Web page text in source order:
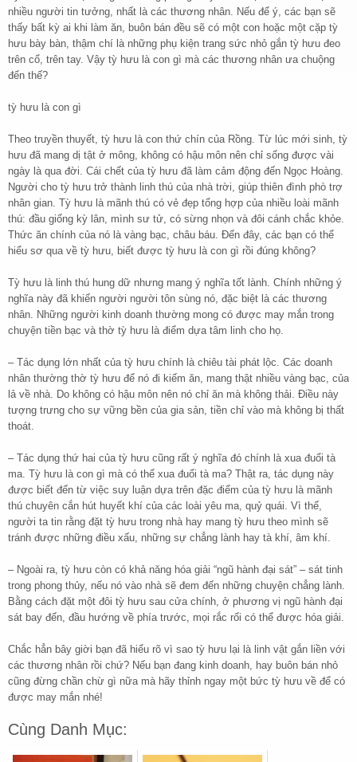
nhiều người tin tưởng, nhất là các thương nhân. Nếu để ý, các bạn sẽ
thấy bất kỳ ai khi làm ăn, buôn bán đều sẽ có một con hoặc một cặp tỳ
hưu bày bàn, thậm chí là những phụ kiện trang sức nhỏ gắn tỳ hưu đeo
trên cổ, trên tay. Vậy tỳ hưu là con gì mà các thương nhân ưa chuộng
đến thế?
tỳ hưu là con gì
Theo truyền thuyết, tỳ hưu là con thứ chín của Rồng. Từ lúc mới sinh, tỳ
hưu đã mang dị tật ở mông, không có hậu môn nên chỉ sống được vài
ngày là qua đời. Cái chết của tỳ hưu đã làm cảm động đến Ngọc Hoàng.
Người cho tỳ hưu trở thành linh thú của nhà trời, giúp thiên đình phò trợ
nhân gian. Tỳ hưu là mãnh thú có vẻ đẹp tổng hợp của nhiều loài mãnh
thú: đầu giống kỳ lân, mình sư tử, có sừng nhọn và đôi cánh chắc khỏe.
Thức ăn chính của nó là vàng bạc, châu báu. Đến đây, các bạn có thể
hiểu sơ qua về tỳ hưu, biết được tỳ hưu là con gì rồi đúng không?
Tỳ hưu là linh thú hung dữ nhưng mang ý nghĩa tốt lành. Chính những ý
nghĩa này đã khiến người người tôn sùng nó, đặc biệt là các thương
nhân. Những người kinh doanh thường mong có được may mắn trong
chuyện tiền bạc và thờ tỳ hưu là điểm dựa tâm linh cho họ.
– Tác dụng lớn nhất của tỳ hưu chính là chiêu tài phát lộc. Các doanh
nhân thường thờ tỳ hưu để nó đi kiếm ăn, mang thật nhiều vàng bạc, của
lả về nhà. Do không có hậu môn nên nó chỉ ăn mà không thải. Điều này
tượng trưng cho sự vững bền của gia sản, tiền chỉ vào mà không bị thất
thoát.
– Tác dụng thứ hai của tỳ hưu cũng rất ý nghĩa đó chính là xua đuổi tà
ma. Tỳ hưu là con gì mà có thể xua đuổi tà ma? Thật ra, tác dụng này
được biết đến từ việc suy luận dựa trên đặc điểm của tỳ hưu là mãnh
thú chuyên cắn hút huyết khí của các loài yêu ma, quỷ quái. Vì thế,
người ta tin rằng đặt tỳ hưu trong nhà hay mang tỳ hưu theo mình sẽ
tránh được những điều xấu, những sự chẳng lành hay tà khí, âm khí.
– Ngoài ra, tỳ hưu còn có khả năng hóa giải “ngũ hành đại sát” – sát tinh
trong phong thủy, nếu nó vào nhà sẽ đem đến những chuyện chẳng lành.
Bằng cách đặt một đôi tỳ hưu sau cửa chính, ở phương vị ngũ hành đại
sát bay đến, đầu hướng về phía trước, mọi rắc rối có thể được hóa giải.
Chắc hẳn bây giời bạn đã hiểu rõ vì sao tỳ hưu lại là linh vật gắn liền với
các thương nhân rồi chứ? Nếu bạn đang kinh doanh, hay buôn bán nhỏ
cũng đừng chần chừ gì nữa mà hãy thỉnh ngay một bức tỳ hưu về để có
được may mắn nhé!
Cùng Danh Mục: